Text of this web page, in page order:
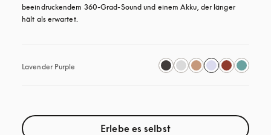
beeindruckendem 360-Grad-Sound und einem Akku, der länger
hält als erwartet.
Lavender Purple
Erlebe es selbst